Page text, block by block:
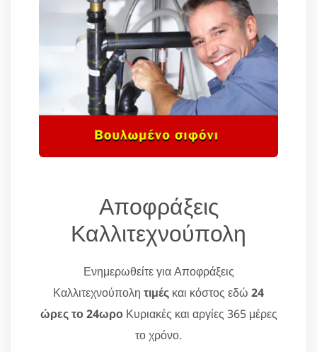
Αποφράξεις
Καλλιτεχνούπολη
Ενημερωθείτε για Αποφράξεις
Καλλιτεχνούπολη τιμές και κόστος εδώ 24
ώρες το 24ωροΚυριακές και αργίες 365 μέρες
το χρόνο.